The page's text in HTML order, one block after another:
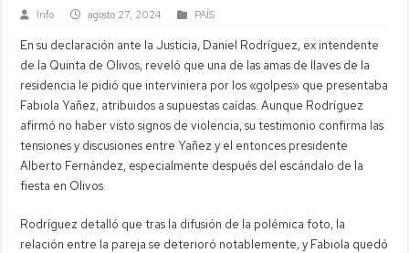
Info agosto 27, 2024 PAÍS
En su declaración ante la Justicia, Daniel Rodríguez, ex intendente
de la Quinta de Olivos, reveló que una de las amas de llaves de la
residencia le pidió que interviniera por los «golpes» que presentaba
Fabiola Yañez, atribuidos a supuestas caídas. Aunque Rodríguez
afirmó no haber visto signos de violencia, su testimonio confirma las
tensiones y discusiones entre Yañez y el entonces presidente
Alberto Fernández, especialmente después del escándalo de la
fiesta en Olivos.
Rodríguez detalló que tras la difusión de la polémica foto, la
relación entre la pareja se deterioró notablemente, y Fabiola quedó